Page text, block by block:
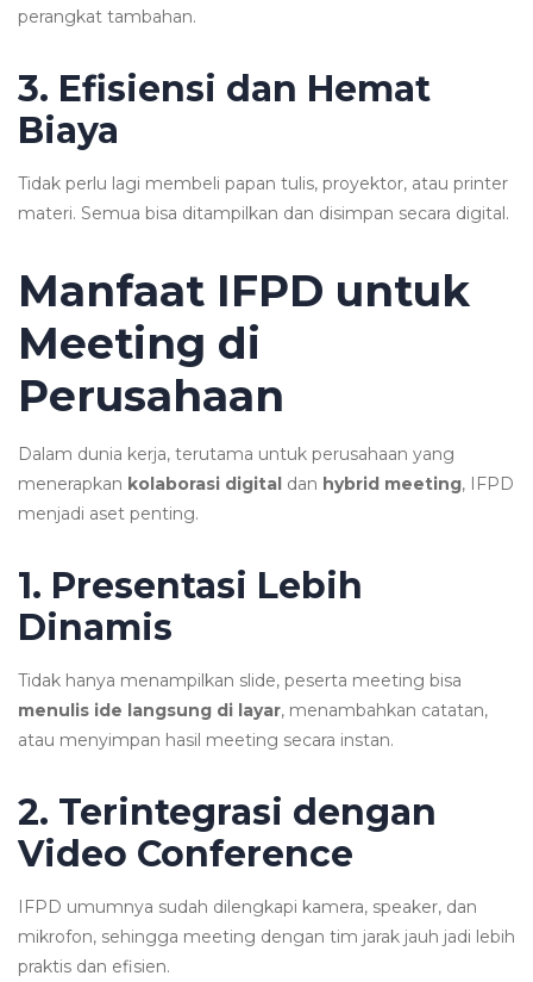
perangkat tambahan.
3. Efisiensi dan Hemat
Biaya
Tidak perlu lagi membeli papan tulis, proyektor, atau printer
materi. Semua bisa ditampilkan dan disimpan secara digital.
Manfaat IFPD untuk
Meeting di
Perusahaan
Dalam dunia kerja, terutama untuk perusahaan yang
menerapkan kolaborasi digital dan hybrid meeting, IFPD
menjadi aset penting.
1. Presentasi Lebih
Dinamis
Tidak hanya menampilkan slide, peserta meeting bisa
menulis ide langsung di layar, menambahkan catatan,
atau menyimpan hasil meeting secara instan.
2. Terintegrasi dengan
Video Conference
IFPD umumnya sudah dilengkapi kamera, speaker, dan
mikrofon, sehingga meeting dengan tim jarak jauh jadi lebih
praktis dan efisien.